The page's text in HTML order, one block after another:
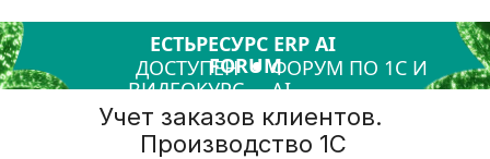
ЕСТЬРЕСУРС ERP AI
FORUMФОРУМ ПО 1С И
AI
ДОСТУПЕН
ВИДЕОКУРС
Учет заказов клиентов.
Производство 1С